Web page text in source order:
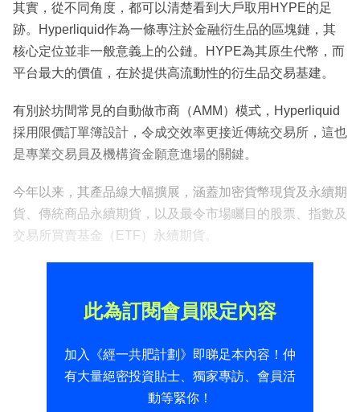
其實，從不同角度，都可以清楚看到大戶取用HYPE的足
跡。Hyperliquid作為一條專注於金融衍生品的區塊鏈，其
核心定位並非一般意義上的公鏈。HYPE為其原生代幣，而
平台最大的價值，在於提供高流動性的衍生品交易基建。
有別於坊間常見的自動做市商（AMM）模式，Hyperliquid
採用限價訂單簿設計，令成交效率更接近傳統交易所，這也
是專業交易員及機構資金願意進場的關鍵。
今年以来，其產品線大幅擴展，涵蓋加密貨幣現貨及永續期
貨、傳統商品永續期貨，以及最令市場矚目的股票、指數及
交易所買賣基金（ETF）永續期貨。
此為訂閱會員限定內容
加入《經一共肥計劃》即睇足本內容！仲
有大量絕密投資貼士、獨家專訪、會員活
動等緊你！